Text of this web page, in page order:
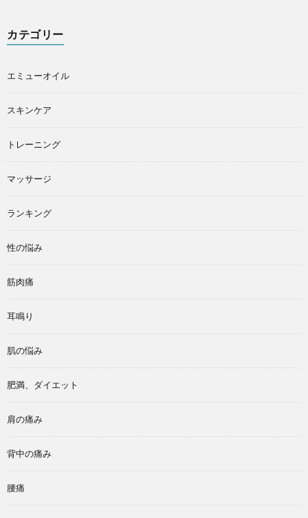
カテゴリー
エミューオイル
スキンケア
トレーニング
マッサージ
ランキング
性の悩み
筋肉痛
耳鳴り
肌の悩み
肥満、ダイエット
肩の痛み
背中の痛み
腰痛